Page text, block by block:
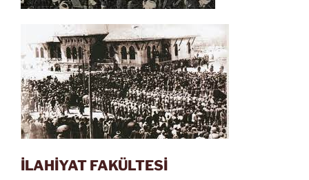
İLAHİYAT FAKÜLTESİ